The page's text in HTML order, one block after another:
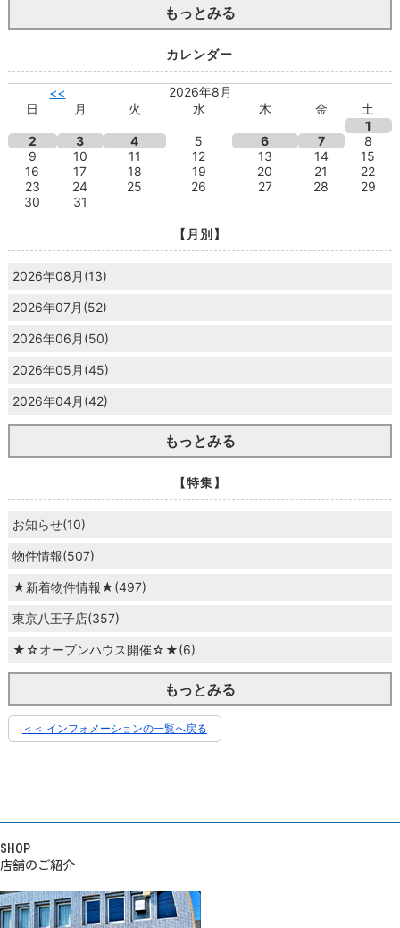
もっとみる
カレンダー
<<
2026年8月
日
月 火 水 木 金
土
1
2
3 4 5 6 7
8
9
10 11 12 13 14
15
16
17 18 19 20 21
22
23
24 25 26 27 28
29
30
31
【月別】
2026年08月(13)
2026年07月(52)
2026年06月(50)
2026年05月(45)
2026年04月(42)
もっとみる
【特集】
お知らせ(10)
物件情報(507)
★新着物件情報★(497)
東京八王子店(357)
★☆オープンハウス開催☆★(6)
もっとみる
＜＜ インフォメーションの一覧へ戻る
SHOP
店舗のご紹介